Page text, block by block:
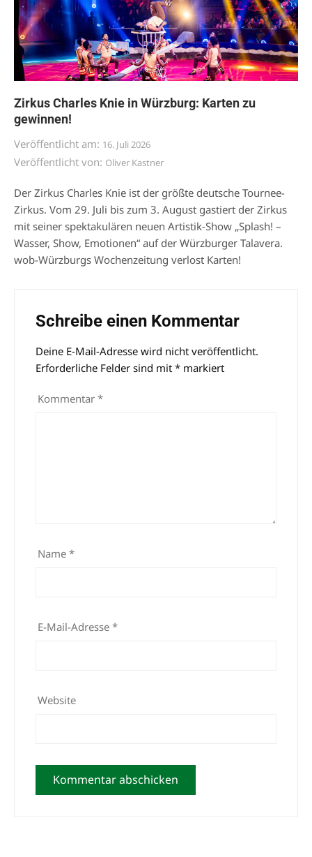
Zirkus Charles Knie in Würzburg: Karten zu
gewinnen!
Veröffentlicht am: 16. Juli 2026
Veröffentlicht von: Oliver Kastner
Der Zirkus Charles Knie ist der größte deutsche Tournee-
Zirkus. Vom 29. Juli bis zum 3. August gastiert der Zirkus
mit seiner spektakulären neuen Artistik-Show „Splash! –
Wasser, Show, Emotionen“ auf der Würzburger Talavera.
wob-Würzburgs Wochenzeitung verlost Karten!
Schreibe einen Kommentar
Deine E-Mail-Adresse wird nicht veröffentlicht.
Erforderliche Felder sind mit * markiert
Kommentar *
Name *
E-Mail-Adresse *
Website
Alternative: